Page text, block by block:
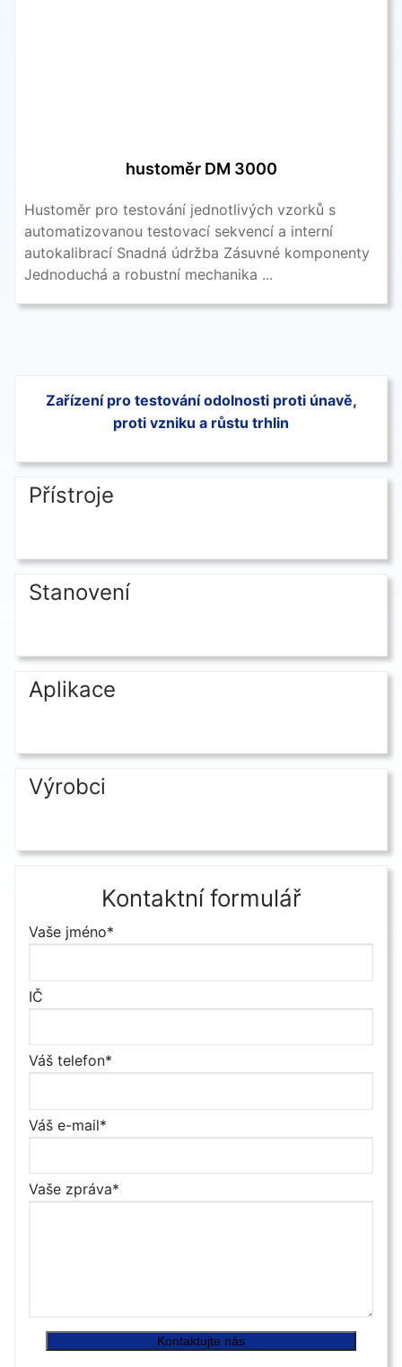
hustoměr DM 3000
Hustoměr pro testování jednotlivých vzorků s
automatizovanou testovací sekvencí a interní
autokalibrací Snadná údržba Zásuvné komponenty
Jednoduchá a robustní mechanika ...
Zařízení pro testování odolnosti proti únavě,
proti vzniku a růstu trhlin
Přístroje
Stanovení
Aplikace
Výrobci
Kontaktní formulář
Vaše jméno*
IČ
Váš telefon*
Váš e-mail*
Vaše zpráva*